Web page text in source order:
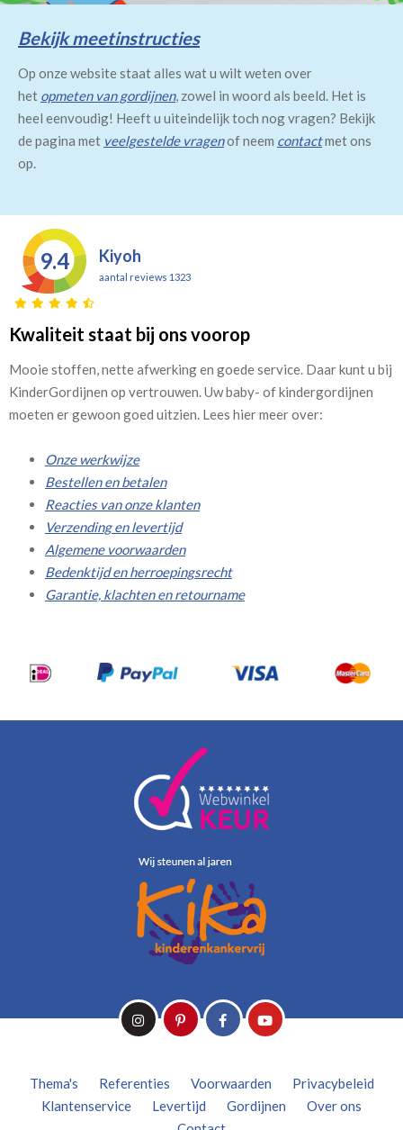
Bekijk meetinstructies
Op onze website staat alles wat u wilt weten over
het opmeten van gordijnen, zowel in woord als beeld. Het is
heel eenvoudig! Heeft u uiteindelijk toch nog vragen? Bekijk
de pagina met veelgestelde vragenof neem contactmet ons
op.
9.4 Kiyoh
aantal reviews 1323
Kwaliteit staat bij ons voorop
Mooie stoffen, nette afwerking en goede service. Daar kunt u bij
KinderGordijnen op vertrouwen. Uw baby- of kindergordijnen
moeten er gewoon goed uitzien. Lees hier meer over:
Onze werkwijze
Bestellen en betalen
Reacties van onze klanten
Verzending en levertijd
Algemene voorwaarden
Bedenktijd en herroepingsrecht
Garantie, klachten en retourname
Thema's Referenties Voorwaarden
Privacybeleid
Klantenservice
Levertijd Gordijnen
Over ons